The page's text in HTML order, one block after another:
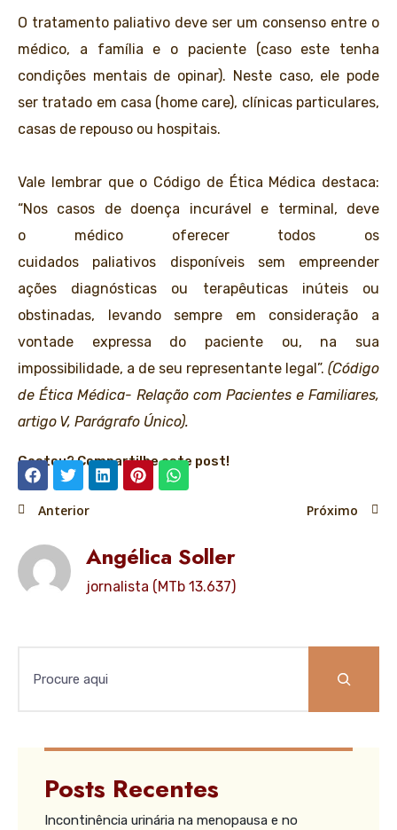
O tratamento paliativo deve ser um consenso entre o
médico, a família e o paciente (caso este tenha
condições mentais de opinar). Neste caso, ele pode
ser tratado em casa (home care), clínicas particulares,
casas de repouso ou hospitais.
Vale lembrar que o Código de Ética Médica destaca:
“Nos casos de doença incurável e terminal, deve
o médico oferecer todos os
cuidados paliativos disponíveis sem empreender
ações diagnósticas ou terapêuticas inúteis ou
obstinadas, levando sempre em consideração a
vontade expressa do paciente ou, na sua
impossibilidade, a de seu representante legal”. (Código
de Ética Médica- Relação com Pacientes e Familiares,
artigo V, Parágrafo Único).
Gostou? Compartilhe este post!
Anterior Próximo
Angélica Soller
jornalista (MTb 13.637)
Posts Recentes
Incontinência urinária na menopausa e no